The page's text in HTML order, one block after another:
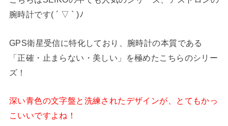
腕時計です( ´ ▽ ` )ﾉ
GPS衛星受信に特化しており、腕時計の本質である
「正確・止まらない・美しい」を極めたこちらのシリー
ズ！
深い青色の文字盤と洗練されたデザインが、とてもかっ
こいいですよね！